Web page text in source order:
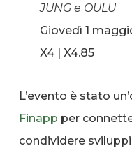
JUNG e OULU
Giovedì 1
X4 | X4.85
L’evento è stato
Finapp per
condividere